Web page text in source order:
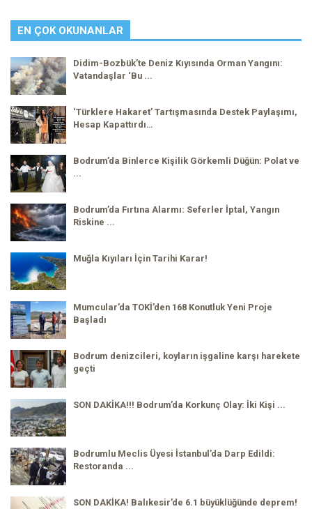
EN ÇOK OKUNANLAR
Didim-Bozbük’te Deniz Kıyısında Orman Yangını:
Vatandaşlar ‘Bu ...
‘Türklere Hakaret’ Tartışmasında Destek Paylaşımı,
Hesap Kapattırdı…
Bodrum’da Binlerce Kişilik Görkemli Düğün: Polat ve
...
Bodrum’da Fırtına Alarmı: Seferler İptal, Yangın
Riskine ...
Muğla Kıyıları İçin Tarihi Karar!
Mumcular’da TOKİ’den 168 Konutluk Yeni Proje
Başladı
Bodrum denizcileri, koyların işgaline karşı harekete
geçti
SON DAKİKA!!! Bodrum’da Korkunç Olay: İki Kişi ...
Bodrumlu Meclis Üyesi İstanbul’da Darp Edildi:
Restoranda ...
SON DAKİKA! Balıkesir’de 6.1 büyüklüğünde deprem!